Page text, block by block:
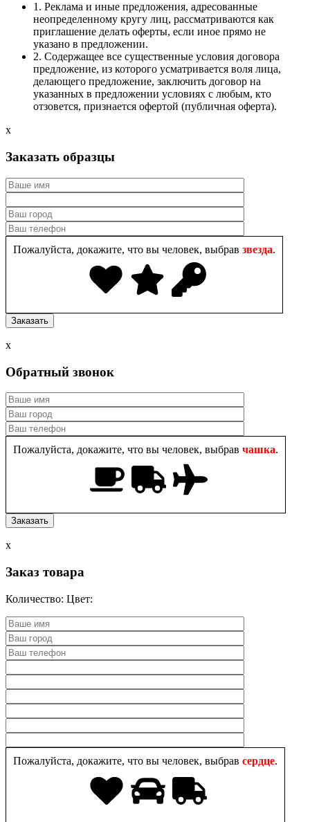
1. Реклама и иные предложения, адресованные
неопределенному кругу лиц, рассматриваются как
приглашение делать оферты, если иное прямо не
указано в предложении.
2. Содержащее все существенные условия договора
предложение, из которого усматривается воля лица,
делающего предложение, заключить договор на
указанных в предложении условиях с любым, кто
отзовется, признается офертой (публичная оферта).
x
Заказать образцы
Пожалуйста, докажите, что вы человек, выбрав звезда.
x
Обратный звонок
Пожалуйста, докажите, что вы человек, выбрав чашка.
x
Заказ товара
Количество: Цвет:
Пожалуйста, докажите, что вы человек, выбрав сердце.